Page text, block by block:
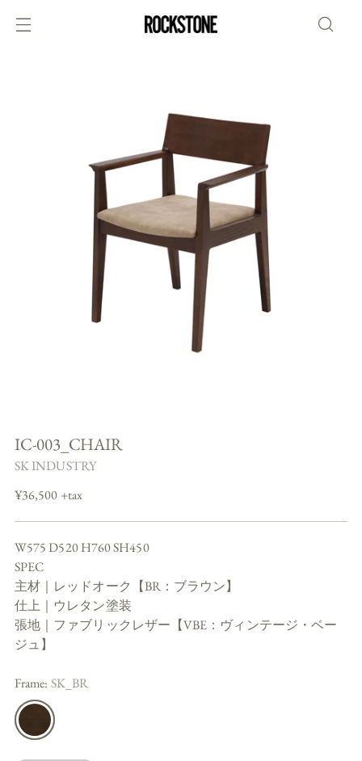
IC-003_CHAIR
SK INDUSTRY
Regular
¥36,500 +tax
W575 D520 H760 SH450
SPEC
主材｜レッドオーク【BR：ブラウン】
仕上｜ウレタン塗装
張地｜ファブリックレザー【VBE：ヴィンテージ・ベー
ジュ】
Frame: SK_BR